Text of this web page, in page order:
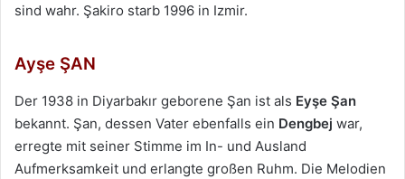
sind wahr. Şakiro starb 1996 in Izmir.
Ayşe ŞAN
Der 1938 in Diyarbakır geborene Şan ist als Eyşe Şan
bekannt. Şan, dessen Vater ebenfalls ein Dengbej war,
erregte mit seiner Stimme im In- und Ausland
Aufmerksamkeit und erlangte großen Ruhm. Die Melodien